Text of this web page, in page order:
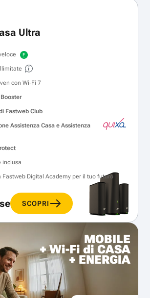
Ultra
con Wi‑Fi 7
Fastweb Club
Assistenza Casa e Assistenza
inclusa
Fastweb Digital Academy per il tuo futuro
SCOPRI
MOBILE
+ Wi-Fi di CASA
+ ENERGIA